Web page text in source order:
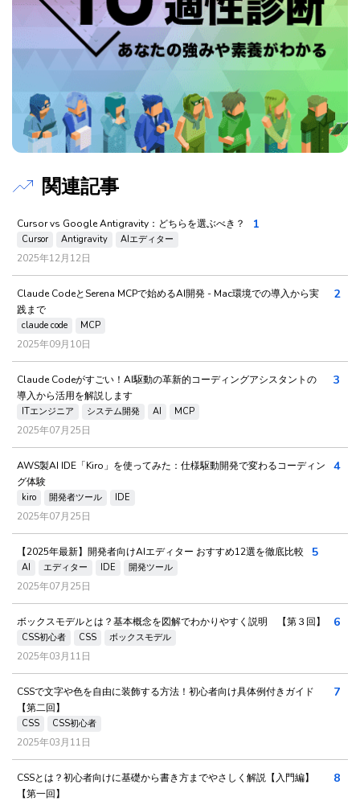
関連記事
Cursor vs Google Antigravity：どちらを選ぶべき？
Cursor Antigravity AIエディター
2025年12月12日
1
Claude CodeとSerena MCPで始めるAI開発 - Mac環境での導入から実
践まで
claude code MCP
2025年09月10日
2
Claude Codeがすごい！AI駆動の革新的コーディングアシスタントの
導入から活用を解説します
ITエンジニア システム開発 AI MCP
2025年07月25日
3
AWS製AI IDE「Kiro」を使ってみた：仕様駆動開発で変わるコーディン
グ体験
kiro 開発者ツール IDE
2025年07月25日
4
【2025年最新】開発者向けAIエディター おすすめ12選を徹底比較
AI エディター IDE 開発ツール
2025年07月25日
5
ボックスモデルとは？基本概念を図解でわかりやすく説明 【第３回】
CSS初心者 CSS ボックスモデル
2025年03月11日
6
CSSで文字や色を自由に装飾する方法！初心者向け具体例付きガイド
【第二回】
CSS CSS初心者
2025年03月11日
7
CSSとは？初心者向けに基礎から書き方までやさしく解説【入門編】
【第一回】
8